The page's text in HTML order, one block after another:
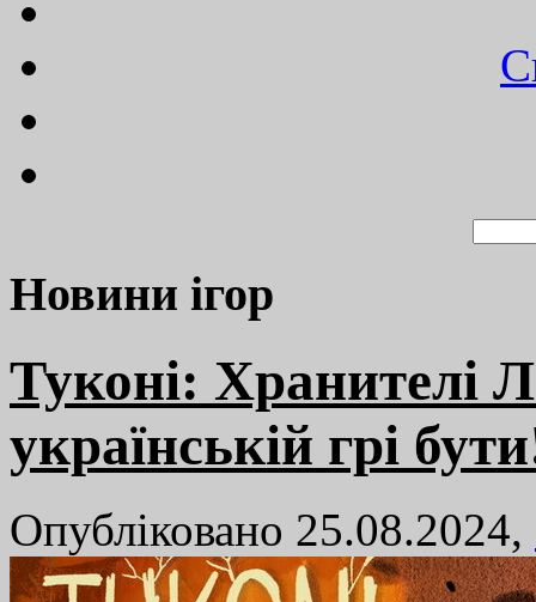
Новини ігор
Туконі: Хранителі
українській грі
Опубліковано 25.08.2024,